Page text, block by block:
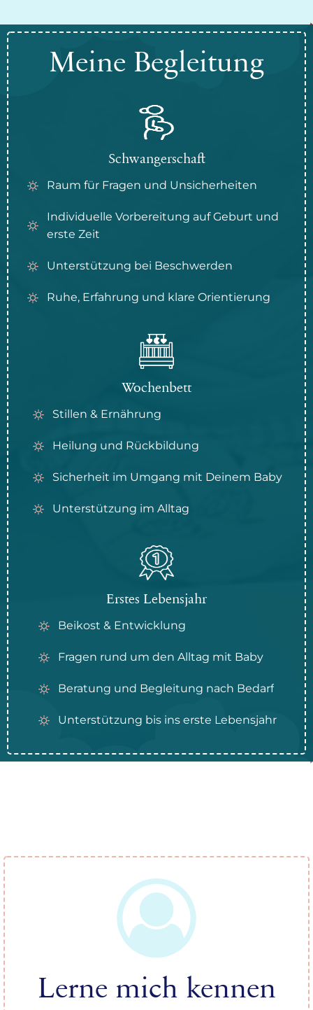
Meine Begleitung
Schwangerschaft
Raum für Fragen und Unsicherheiten
Individuelle Vorbereitung auf Geburt und
erste Zeit
Unterstützung bei Beschwerden
Ruhe, Erfahrung und klare Orientierung
Wochenbett
Stillen & Ernährung
Heilung und Rückbildung
Sicherheit im Umgang mit Deinem Baby
Unterstützung im Alltag
Erstes Lebensjahr
Beikost & Entwicklung
Fragen rund um den Alltag mit Baby
Beratung und Begleitung nach Bedarf
Unterstützung bis ins erste Lebensjahr
Lerne mich kennen